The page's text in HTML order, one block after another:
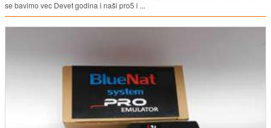
se bavimo vec Devet godina i naši pro5 i ...